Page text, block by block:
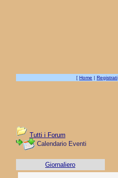
[ Home | Registrati
Tutti i Forum
Calendario Eventi
Giornaliero